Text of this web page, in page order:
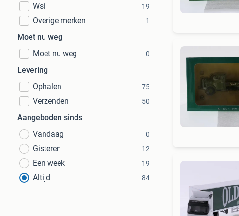
Wsi 19
Overige merken 1
Moet nu weg
Moet nu weg
0
Levering
Ophalen
75
Verzenden 50
Aangeboden sinds
Vandaag
0
Gisteren 12
Een week 19
Altijd 84